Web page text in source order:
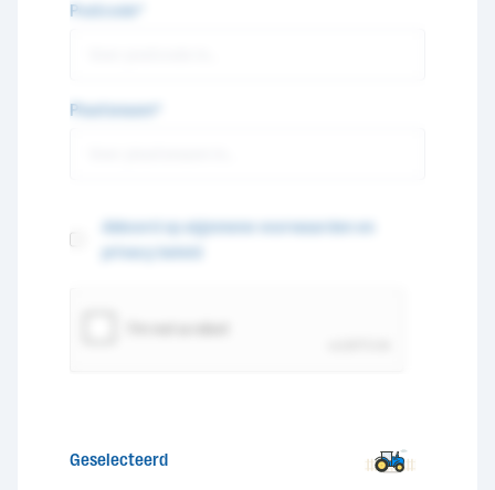
Postcode*
Plaatsnaam*
Akkoord op algemene voorwaarden en
Geselecteerd